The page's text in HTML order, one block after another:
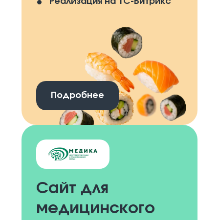
Подробнее
Сайт для
медицинского